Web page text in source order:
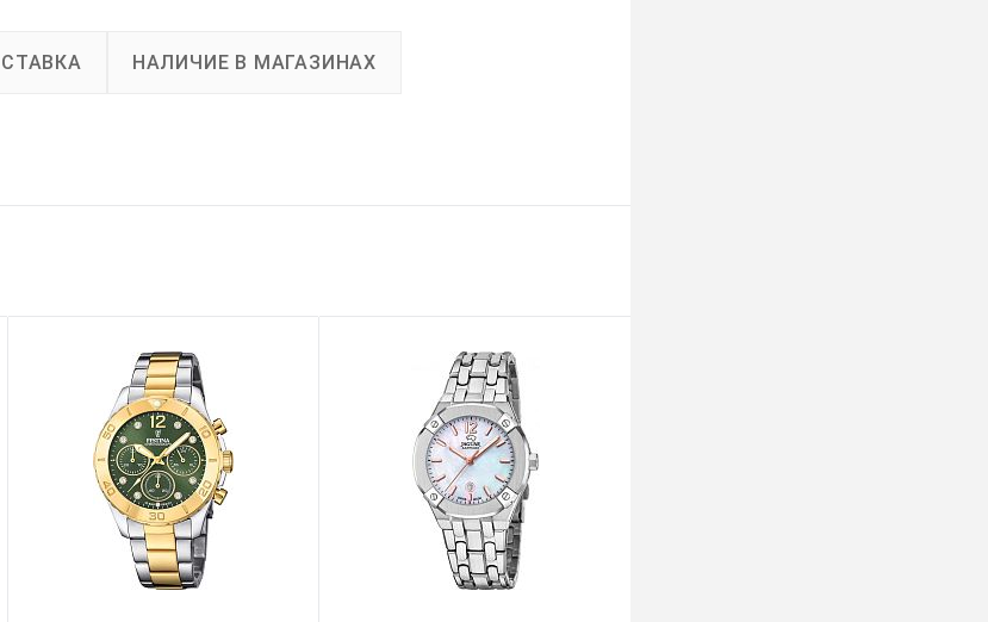
НАЛИЧИЕ В МАГАЗИНАХ